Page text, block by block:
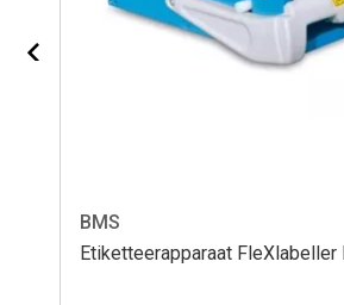
BMS
Etiketteerapparaat FleXlabeller